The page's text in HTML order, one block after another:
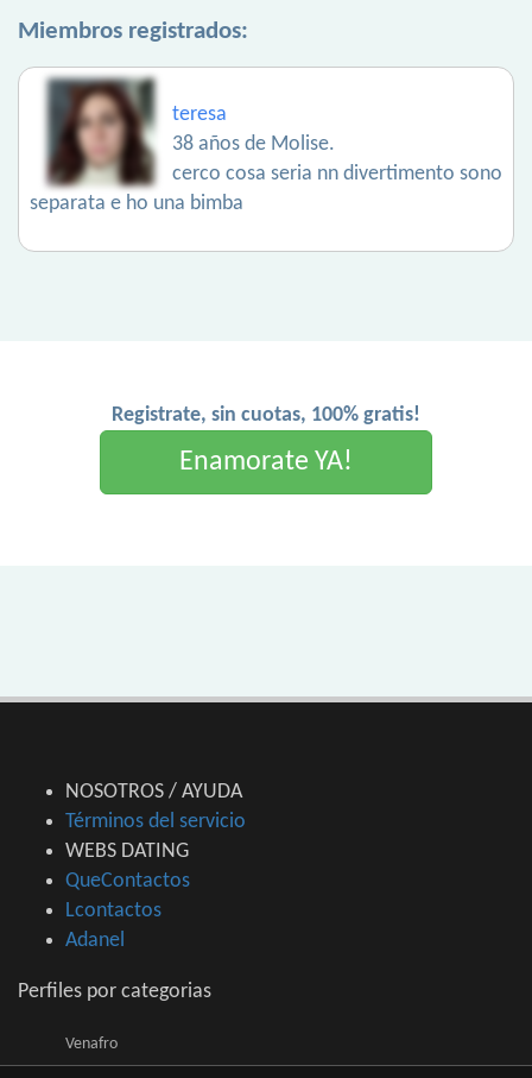
Miembros registrados:
teresa
38 años de Molise.
cerco cosa seria nn divertimento sono
separata e ho una bimba
Registrate, sin cuotas, 100% gratis!
Enamorate YA!
NOSOTROS / AYUDA
Términos del servicio
WEBS DATING
QueContactos
Lcontactos
Adanel
Perfiles por categorias
Venafro